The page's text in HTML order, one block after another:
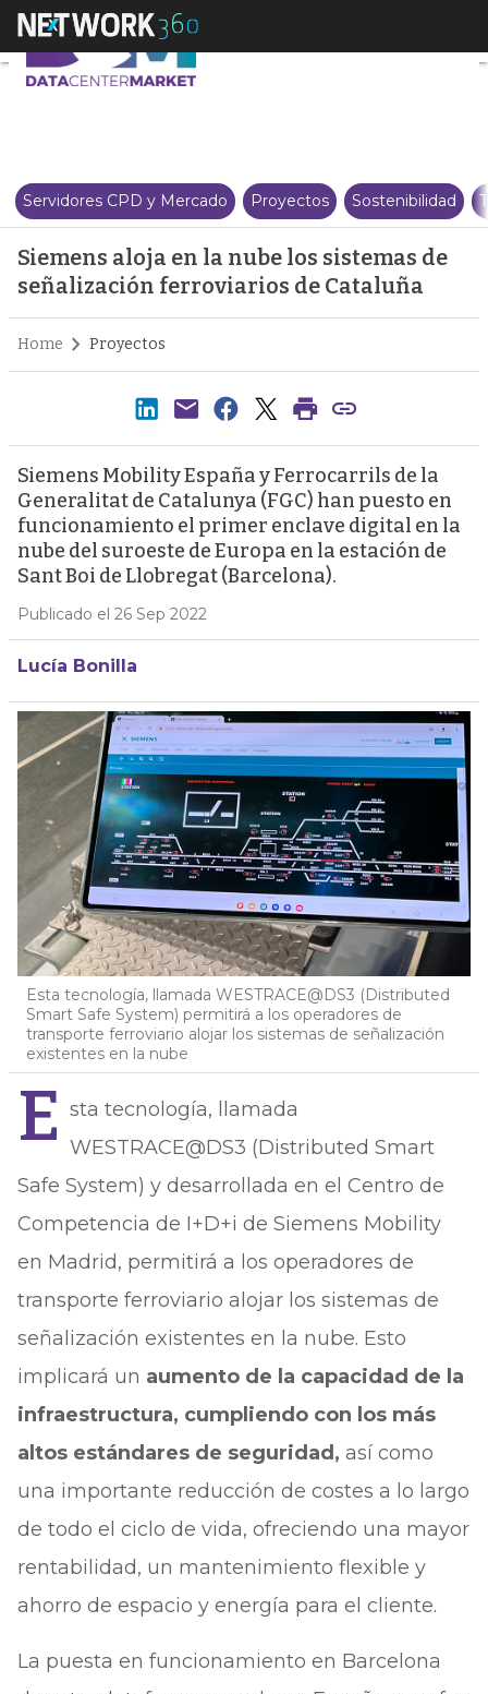
Siemens aloja en la nube los
Servidores CPD y Mercado Proyectos Sostenibilidad
Siemens aloja en la nube los sistemas de
señalización ferroviarios de Cataluña
Home Proyectos
Siemens Mobility España y Ferrocarrils de la
Generalitat de Catalunya (FGC) han puesto en
funcionamiento el primer enclave digital en la
nube del suroeste de Europa en la estación de
Sant Boi de Llobregat (Barcelona).
Publicado el 26 Sep 2022
Lucía Bonilla
Esta tecnología, llamada WESTRACE@DS3 (Distributed
Smart Safe System) permitirá a los operadores de
transporte ferroviario alojar los sistemas de señalización
existentes en la nube
E sta tecnología, llamada
WESTRACE@DS3 (Distributed Smart
Safe System) y desarrollada en el Centro de
Competencia de I+D+i de Siemens Mobility
en Madrid, permitirá a los operadores de
transporte ferroviario alojar los sistemas de
señalización existentes en la nube. Esto
implicará un aumento de la capacidad de la
infraestructura, cumpliendo con los más
altos estándares de seguridad, así como
una importante reducción de costes a lo largo
de todo el ciclo de vida, ofreciendo una mayor
rentabilidad, un mantenimiento flexible y
ahorro de espacio y energía para el cliente.
La puesta en funcionamiento en Barcelona